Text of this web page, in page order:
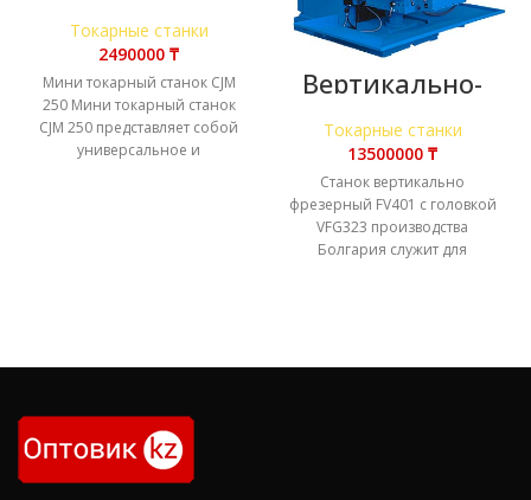
Токарные станки
₸
Мини токарный станок CJM
250 Мини токарный станок
CJM 250 представляет собой
универсальное и
Вертикально-
фрезерный
станок FV401 с
головкой
VFG323
Токарные станки
₸
Станок вертикально
фрезерный FV401 с головкой
VFG323 производства
Болгария служит для